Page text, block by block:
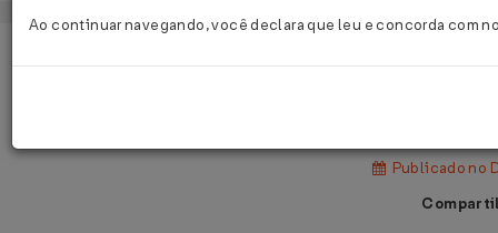
Publicado no
Ao continuar navegando, você declara que leu e concorda com